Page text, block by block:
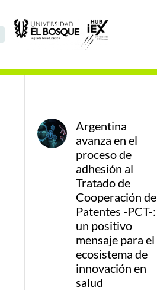
Argentina
avanza en el
proceso de
adhesión al
Tratado de
Cooperación de
Patentes -PCT-:
un positivo
mensaje para el
ecosistema de
innovación en
salud